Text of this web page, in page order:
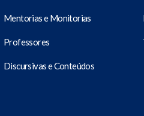
Mentorias e Monitorias
Professores
Discursivas e Conteúdos